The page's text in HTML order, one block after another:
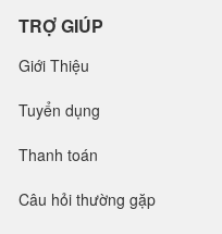
TRỢ GIÚP
Giới Thiệu
Tuyển dụng
Thanh toán
Câu hỏi thường gặp